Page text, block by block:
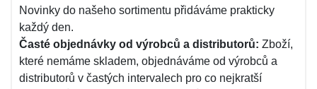
Novinky do našeho sortimentu přidáváme prakticky
každý den.
Časté objednávky od výrobců a distributorů: Zboží,
které nemáme skladem, objednáváme od výrobců a
distributorů v častých intervalech pro co nejkratší